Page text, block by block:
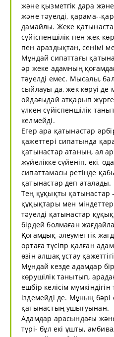
және қызметгік дара
және тәуелді, қарама--
дамайлы. Жеке
сүйіспеншілік пен жек-
пен араздықтан, сенімі
Мұндай сипаттағы
әр жеке адамның
тәуелді емес. Мысалы,
сыйлауы да, жек көруі де
ойдағыдай атқарып
үлкен сүйіспеншілік
келмейді.
Егер ара қатынастар
қажеттері сипатында
қатынастар атанын, ал
жүйелікке сүйеніп, екі,
сипаттамасы ретінде
қатынастар деп аталады.
Тең құқықты қатынастар
құқықтары мен
тәуелді қатынастар
бірдей болмаған
Қоғамдық-әлеуметтік
ортаға түсіпр қалған
өзін алшақ ұстау
Мұндай кезде адамдар
көрушілік танытып,
ешбір келісім
іздемейді де. Мұның
қатынастың ушығуынан.
Адамдар арасындағы
түрі- бұл екі ұшты,